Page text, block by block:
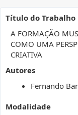
Título do Trabalho
A FORMAÇÃO
COMO UMA
CRIATIVA
Autores
Fernando
Modalidade